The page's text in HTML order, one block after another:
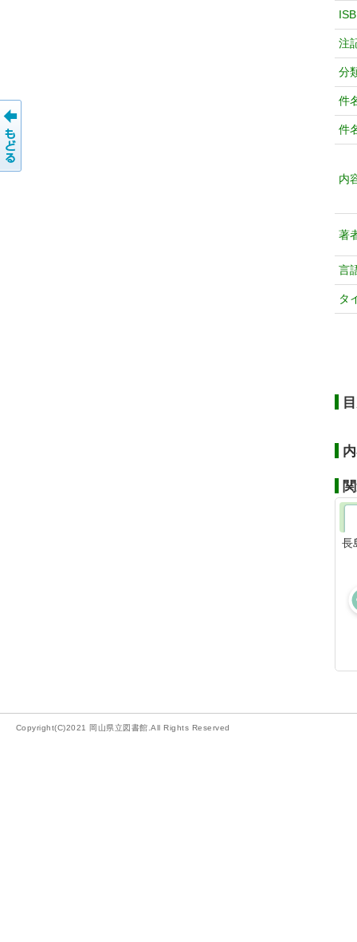
注
分
件
件
内
著
言
タ
長
Copyright(C)2021 岡山県立図書館.All Rights Reserved